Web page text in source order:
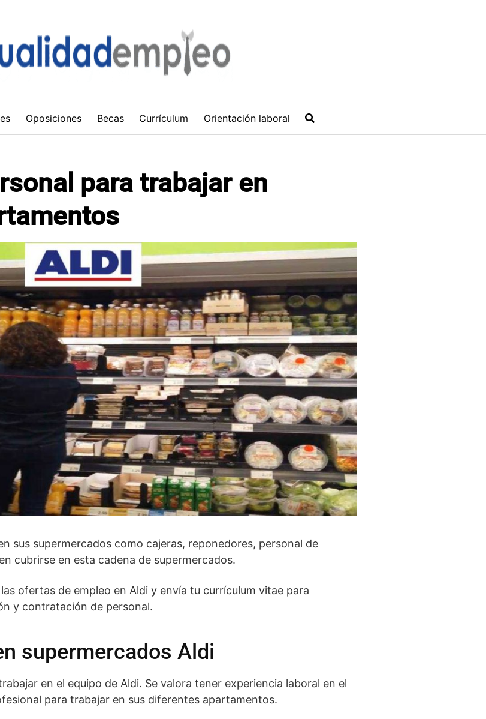
Oposiciones Becas Currículum Orientación laboral
para trabajar en
sus supermercados como cajeras, reponedores, personal de
cubrirse en esta cadena de supermercados.
ofertas de empleo en Aldi y envía tu currículum vitae para
y contratación de personal.
supermercados Aldi
en el equipo de Aldi. Se valora tener experiencia laboral en el
para trabajar en sus diferentes apartamentos.